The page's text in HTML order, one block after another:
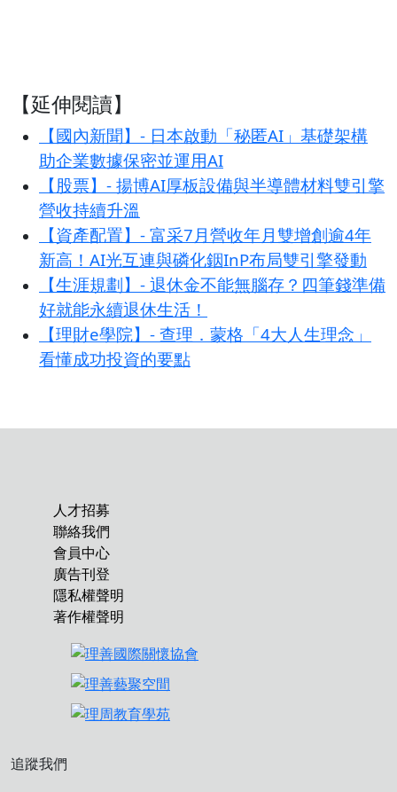
【延伸閱讀】
【國內新聞】- 日本啟動「秘匿AI」基礎架構
助企業數據保密並運用AI
【股票】- 揚博AI厚板設備與半導體材料雙引擎
營收持續升溫
【資產配置】- 富采7月營收年月雙增創逾4年
新高！AI光互連與磷化銦InP布局雙引擎發動
【生涯規劃】- 退休金不能無腦存？四筆錢準備
好就能永續退休生活！
【理財e學院】- 查理．蒙格「4大人生理念」
看懂成功投資的要點
人才招募
聯絡我們
會員中心
廣告刊登
隱私權聲明
著作權聲明
追蹤我們